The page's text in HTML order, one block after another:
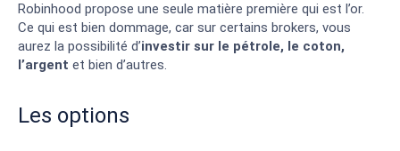
Robinhood propose une seule matière première qui est l’or.
Ce qui est bien dommage, car sur certains brokers, vous
aurez la possibilité d’investir sur le pétrole, le coton,
l’argent et bien d’autres.
Les options